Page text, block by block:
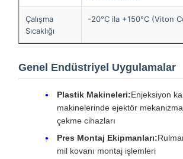
Çalışma
Sıcaklığı
-20°C ila +150°C (Viton
Genel Endüstriyel Uygulamalar
Plastik Makineleri:Enjeksiyon
makinelerinde ejektör
çekme cihazları
Pres Montaj Ekipmanları:
mil kovanı montaj işlemleri